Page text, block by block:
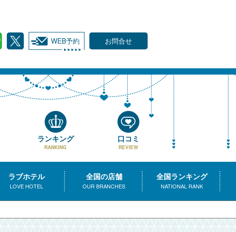
WEB予約 お問合せ
ランキング
RANKING
口コミ
REVIEW
ラブホテル
LOVE HOTEL
全国の店舗
OUR BRANCHES
全国ランキング
NATIONAL RANK